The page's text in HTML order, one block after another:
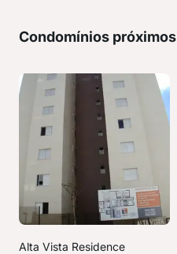
Condomínios próximos
Alta Vista Residence